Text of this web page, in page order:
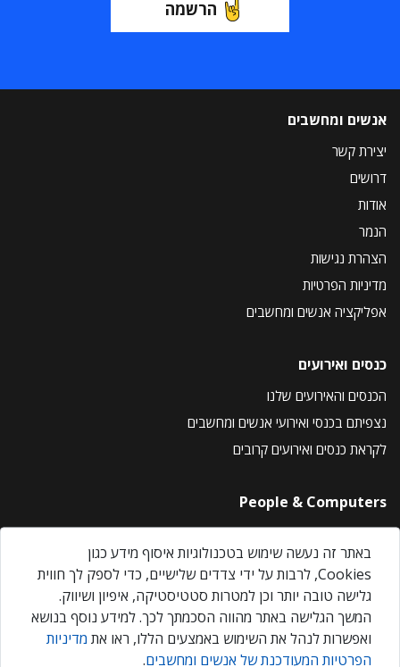
הרשמה
אנשים ומחשבים
יצירת קשר
דרושים
אודות
הנמר
הצהרת נגישות
מדיניות הפרטיות
אפליקציה אנשים ומחשבים
כנסים ואירועים
הכנסים והאירועים שלנו
נצפיתם בכנסי ואירועי אנשים ומחשבים
לקראת כנסים ואירועים קרובים
People & Computers
About Us
Privacy Policy
Contact Us
Our Events
באתר זה נעשה שימוש בטכנולוגיות איסוף מידע כגון
Cookies, לרבות על ידי צדדים שלישיים, כדי לספק לך חווית
גלישה טובה יותר וכן למטרות סטטיסטיקה, איפיון ושיווק.
המשך הגלישה באתר מהווה הסכמתך לכך. למידע נוסף בנושא
ואפשרות לנהל את השימוש באמצעים הללו, ראו את מדיניות
הפרטיות המעודכנת של אנשים ומחשבים.